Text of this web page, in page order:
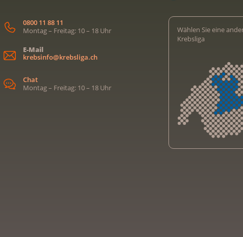
0800 11 88 11
Montag – Freitag: 10 – 18 Uhr
E-Mail
krebsinfo@krebsliga.ch
Chat
Montag – Freitag: 10 – 18 Uhr
Wählen Sie eine
Krebsliga